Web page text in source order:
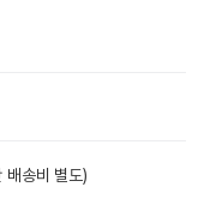
배송비 별도)